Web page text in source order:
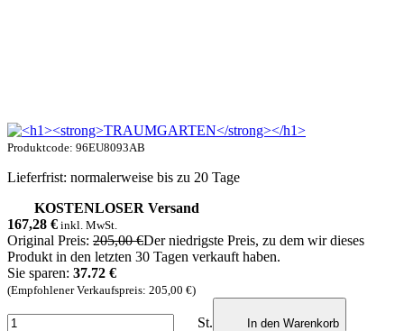
Produktcode: 96EU8093AB
Lieferfrist: normalerweise bis zu 20 Tage
KOSTENLOSER Versand
167,28 € inkl. MwSt.
Original Preis: 205,00 €Der niedrigste Preis, zu dem wir dieses
Produkt in den letzten 30 Tagen verkauft haben.
Sie sparen: 37.72 €
(Empfohlener Verkaufspreis: 205,00 €)
St. In den Warenkorb